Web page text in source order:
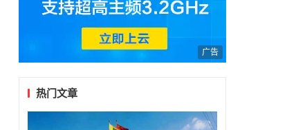
广告
热门文章